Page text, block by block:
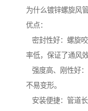
为什么镀锌螺旋风
优点：
密封性好：螺旋
率低，保证了通风效
强度高、刚性好：
不易变形。
安装便捷：管道